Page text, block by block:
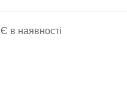
Є в наявності